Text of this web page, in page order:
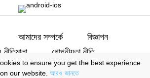
আমাদের সম্পর্কে
বিজ্ঞাপন
গোপনীয়তা নীতি
যোগাযোগ
to ensure you get the best experience
on our website. আরও জানতে